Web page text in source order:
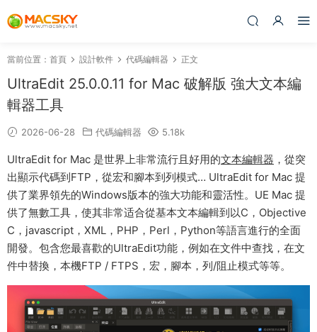
當前位置： 首頁 設計軟件 代碼編輯器 正文
UltraEdit 25.0.0.11 for Mac 破解版 強大文本編
輯器工具
2026-06-28 代碼編輯器 5.18k
UltraEdit for Mac 是世界上非常流行且好用的文本編輯器 ，從突
出顯示代碼到FTP，從宏和腳本到列模式… UltraEdit for Mac 提
供了業界領先的Windows版本的強大功能和靈活性。UE Mac 提
供了無數工具，使其非常适合從基本文本編輯到以C，Objective
C，javascript，XML，PHP，Perl，Python等語言進行的全面
開發。包含您最喜歡的UltraEdit功能，例如在文件中查找，在文
件中替換，本機FTP / FTPS，宏，腳本，列/阻止模式等等。